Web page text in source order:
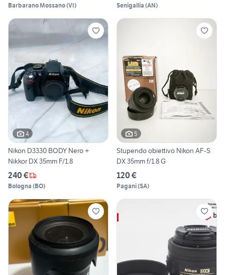
Barbarano Mossano(VI) Senigallia (AN)
4
Nikon D3330 BODY Nero +
Nikkor DX 35mm F/1.8
240 €
Bologna (BO)
5
Stupendo obiettivo Nikon AF-S
DX 35mm f/1.8 G
120 €
Pagani(SA)